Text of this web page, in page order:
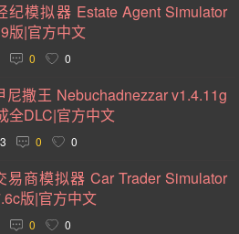
(132)
体育运动(130)
赛车竞速(124)
(114)
悬疑(113)
人称视角(106)
困难(104)
指向点击(104)
纪模拟器 Estate Agent Simulator
版|官方中文
0 0
尼撒王 Nebuchadnezzar v1.4.11g
全DLC|官方中文
0 0
易商模拟器 Car Trader Simulator
版|官方中文
0 0